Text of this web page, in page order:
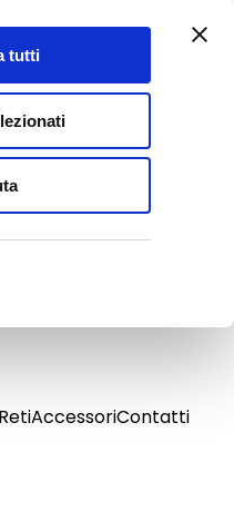
tutti
RetiAccessoriContatti